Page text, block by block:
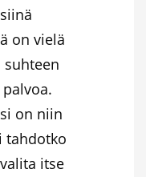
on vielä
suhteen
on niin
tahdotko
itse